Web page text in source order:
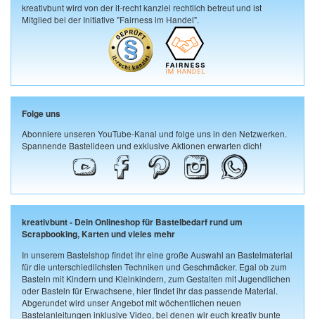
kreativbunt wird von der it-recht kanzlei rechtlich betreut und ist
Mitglied bei der Initiative "Fairness im Handel".
Folge uns
Abonniere unseren YouTube-Kanal und folge uns in den Netzwerken.
Spannende Bastelideen und exklusive Aktionen erwarten dich!
kreativbunt - Dein Onlineshop für Bastelbedarf rund um
Scrapbooking, Karten und vieles mehr
In unserem Bastelshop findet ihr eine große Auswahl an Bastelmaterial
für die unterschiedlichsten Techniken und Geschmäcker. Egal ob zum
Basteln mit Kindern und Kleinkindern, zum Gestalten mit Jugendlichen
oder Basteln für Erwachsene, hier findet ihr das passende Material.
Abgerundet wird unser Angebot mit wöchentlichen neuen
Bastelanleitungen inklusive Video, bei denen wir euch kreativ bunte